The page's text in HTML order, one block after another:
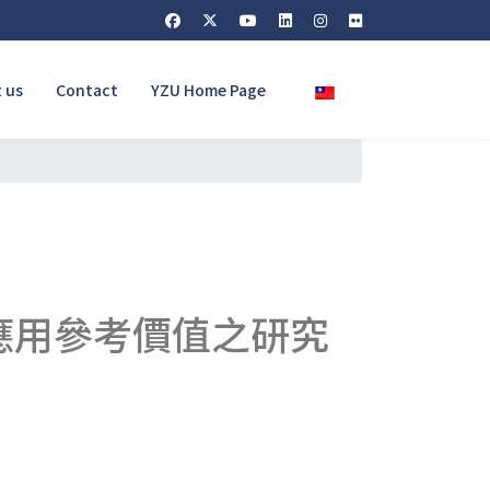
us Contact YZU Home Page Select your language
參考價值之研究